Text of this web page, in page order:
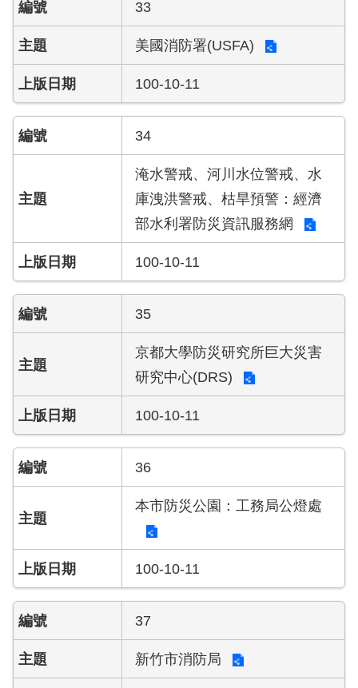
33
美國消防署(USFA)
100-10-11
34
淹水警戒、河川水位警戒、水
庫洩洪警戒、枯旱預警：經濟
部水利署防災資訊服務網
100-10-11
35
京都大學防災研究所巨大災害
研究中心(DRS)
100-10-11
36
本市防災公園：工務局公燈處
100-10-11
37
新竹市消防局